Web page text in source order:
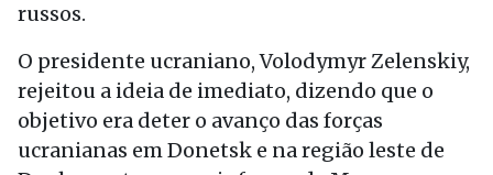
russos.
O presidente ucraniano, Volodymyr Zelenskiy,
rejeitou a ideia de imediato, dizendo que o
objetivo era deter o avanço das forças
ucranianas em Donetsk e na região leste de